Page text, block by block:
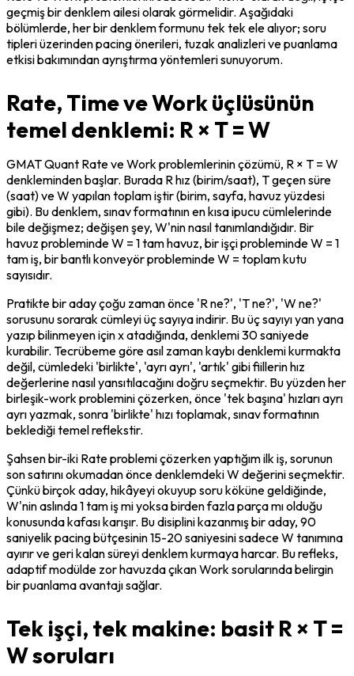
geçmiş bir denklem ailesi olarak görmelidir. Aşağıdaki
bölümlerde, her bir denklem formunu tek tek ele alıyor; soru
tipleri üzerinden pacing önerileri, tuzak analizleri ve puanlama
etkisi bakımından ayrıştırma yöntemleri sunuyorum.
Rate, Time ve Work üçlüsünün
temel denklemi: R × T = W
GMAT Quant Rate ve Work problemlerinin çözümü, R × T = W
denkleminden başlar. Burada R hız (birim/saat), T geçen süre
(saat) ve W yapılan toplam iştir (birim, sayfa, havuz yüzdesi
gibi). Bu denklem, sınav formatının en kısa ipucu cümlelerinde
bile değişmez; değişen şey, W'nin nasıl tanımlandığıdır. Bir
havuz probleminde W = 1 tam havuz, bir işçi probleminde W = 1
tam iş, bir bantlı konveyör probleminde W = toplam kutu
sayısıdır.
Pratikte bir aday çoğu zaman önce 'R ne?', 'T ne?', 'W ne?'
sorusunu sorarak cümleyi üç sayıya indirir. Bu üç sayıyı yan yana
yazıp bilinmeyen için x atadığında, denklemi 30 saniyede
kurabilir. Tecrübeme göre asıl zaman kaybı denklemi kurmakta
değil, cümledeki 'birlikte', 'ayrı ayrı', 'artık' gibi fiillerin hız
değerlerine nasıl yansıtılacağını doğru seçmektir. Bu yüzden her
birleşik-work problemini çözerken, önce 'tek başına' hızları ayrı
ayrı yazmak, sonra 'birlikte' hızı toplamak, sınav formatının
beklediği temel reflekstir.
Şahsen bir-iki Rate problemi çözerken yaptığım ilk iş, sorunun
son satırını okumadan önce denklemdeki W değerini seçmektir.
Çünkü birçok aday, hikâyeyi okuyup soru köküne geldiğinde,
W'nin aslında 1 tam iş mi yoksa birden fazla parça mı olduğu
konusunda kafası karışır. Bu disiplini kazanmış bir aday, 90
saniyelik pacing bütçesinin 15-20 saniyesini sadece W tanımına
ayırır ve geri kalan süreyi denklem kurmaya harcar. Bu refleks,
adaptif modülde zor havuzda çıkan Work sorularında belirgin
bir puanlama avantajı sağlar.
Tek işçi, tek makine: basit R × T =
W soruları